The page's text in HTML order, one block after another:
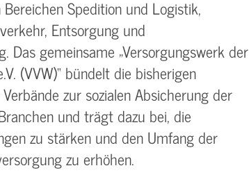
Spedition und Logistik,
Entsorgung und
Das gemeinsame „Versorgungswerk der
(VVW)“ bündelt die bisherigen
zur sozialen Absicherung der
und trägt dazu bei, die
zu stärken und den Umfang der
zu erhöhen.